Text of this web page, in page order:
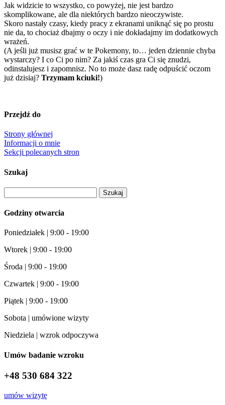
Jak widzicie to wszystko, co powyżej, nie jest bardzo
skomplikowane, ale dla niektórych bardzo nieoczywiste.
Skoro nastały czasy, kiedy pracy z ekranami uniknąć się po prostu
nie da, to chociaż dbajmy o oczy i nie dokładajmy im dodatkowych
wrażeń.
(A jeśli już musisz grać w te Pokemony, to… jeden dziennie chyba
wystarczy? I co Ci po nim? Za jakiś czas gra Ci się znudzi,
odinstalujesz i zapomnisz. No to może dasz radę odpuścić oczom
już dzisiaj? Trzymam kciuki!)
Przejdź do
Strony głównej
Informacji o mnie
Sekcji polecanych stron
Szukaj
Godziny otwarcia
Poniedziałek | 9:00 - 19:00
Wtorek | 9:00 - 19:00
Środa | 9:00 - 19:00
Czwartek | 9:00 - 19:00
Piątek | 9:00 - 19:00
Sobota | umówione wizyty
Niedziela | wzrok odpoczywa
Umów badanie wzroku
+48 530 684 322
umów wizytę